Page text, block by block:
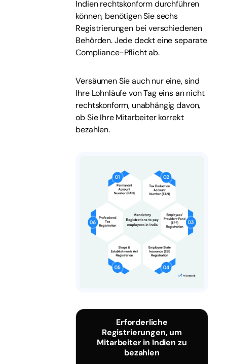
Indien rechtskonform durchführen
können, benötigen Sie sechs
Registrierungen bei verschiedenen
Behörden. Jede deckt eine separate
Compliance-Pflicht ab.
Versäumen Sie auch nur eine, sind
Ihre Lohnläufe von Tag eins an nicht
rechtskonform, unabhängig davon,
ob Sie Ihre Mitarbeiter korrekt
bezahlen.
Erforderliche
Registrierungen, um
Mitarbeiter in Indien zu
bezahlen